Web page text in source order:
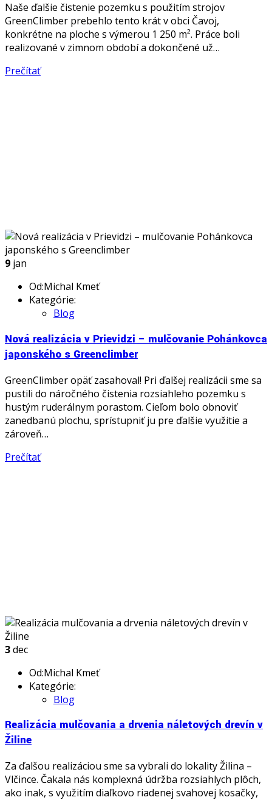
Naše ďalšie čistenie pozemku s použitím strojov
GreenClimber prebehlo tento krát v obci Čavoj,
konkrétne na ploche s výmerou 1 250 m². Práce boli
realizované v zimnom období a dokončené už…
Prečítať
9 jan
Od:Michal Kmeť
Kategórie:
Blog
Nová realizácia v Prievidzi – mulčovanie Pohánkovca
japonského s Greenclimber
GreenClimber opäť zasahoval! Pri ďalšej realizácii sme sa
pustili do náročného čistenia rozsiahleho pozemku s
hustým ruderálnym porastom. Cieľom bolo obnoviť
zanedbanú plochu, sprístupniť ju pre ďalšie využitie a
zároveň…
Prečítať
3dec
Od:Michal Kmeť
Kategórie:
Blog
Realizácia mulčovania a drvenia náletových drevín v
Žiline
Za ďalšou realizáciou sme sa vybrali do lokality Žilina –
Vlčince. Čakala nás komplexná údržba rozsiahlych plôch,
ako inak, s využitím diaľkovo riadenej svahovej kosačky,